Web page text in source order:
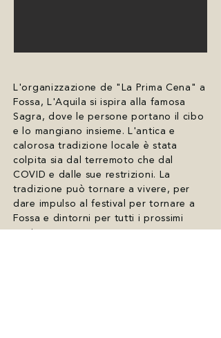
L'organizzazione de "La Prima Cena" a
Fossa, L'Aquila si ispira alla famosa
Sagra, dove le persone portano il cibo
e lo mangiano insieme. L'antica e
calorosa tradizione locale è stata
colpita sia dal terremoto che dal
COVID e dalle sue restrizioni. La
tradizione può tornare a vivere, per
dare impulso al festival per tornare a
Fossa e dintorni per tutti i prossimi
anni.